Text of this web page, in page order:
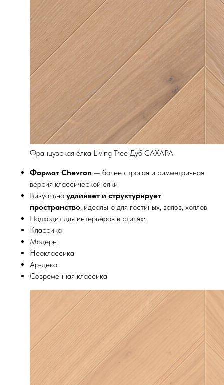
Французская ёлка Living Tree Дуб САХАРА
Формат Chevron — более строгая и симметричная
версия классической ёлки
Визуально удлиняет и структурирует
пространство, идеально для гостиных, залов, холлов
Подходит для интерьеров в стилях:
Классика
Модерн
Неоклассика
Ар-деко
Современная классика